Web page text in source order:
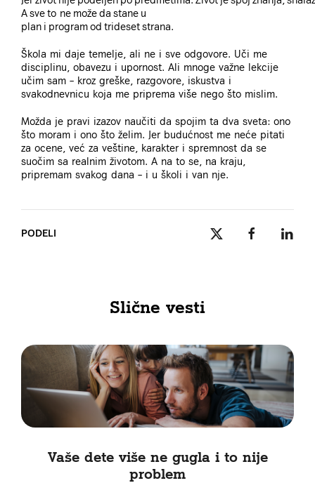
A sve to ne može da stane u
plan i program od trideset strana.
Škola mi daje temelje, ali ne i sve odgovore. Uči me
disciplinu, obavezu i upornost. Ali mnoge važne lekcije
učim sam – kroz greške, razgovore, iskustva i
svakodnevnicu koja me priprema više nego što mislim.
Možda je pravi izazov naučiti da spojim ta dva sveta: ono
što moram i ono što želim. Jer budućnost me neće pitati
za ocene, već za veštine, karakter i spremnost da se
suočim sa realnim životom. A na to se, na kraju,
pripremam svakog dana – i u školi i van nje.
PODELI
Slične vesti
Vaše dete više ne gugla i to nije
problem